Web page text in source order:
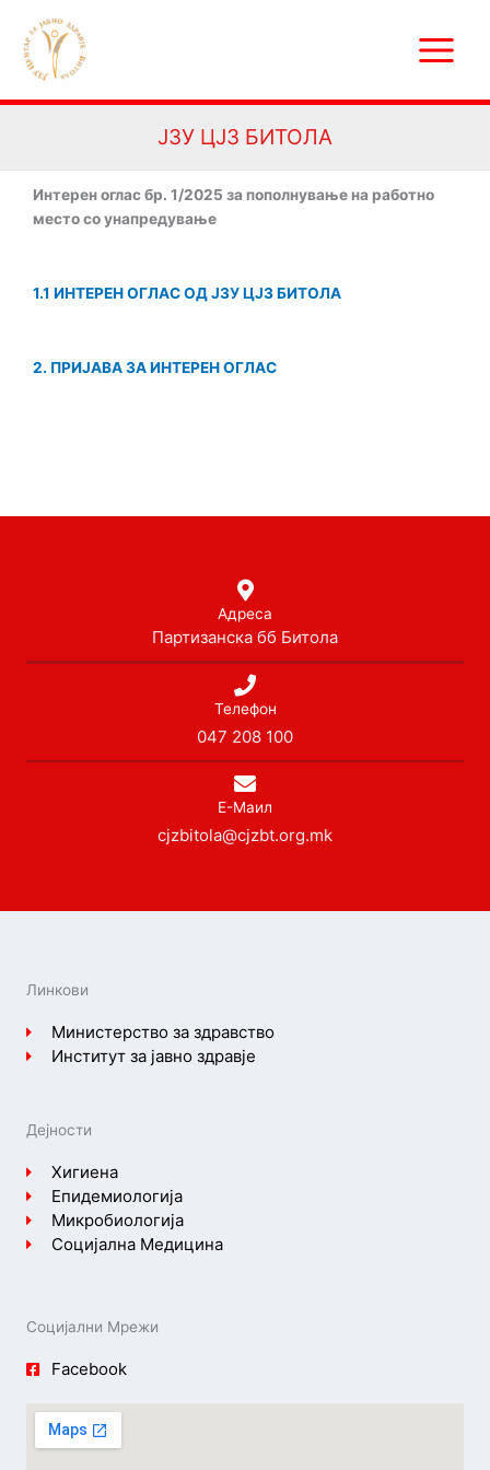
content
Menu
ЈЗУ ЦЈЗ БИТОЛА
Интерен оглас бр. 1/2025 за пополнување на работно
место со унапредување
1.1 ИНТЕРЕН ОГЛАС ОД ЈЗУ ЦЈЗ БИТОЛА
2. ПРИЈАВА ЗА ИНТЕРЕН ОГЛАС
Адреса
Партизанска бб Битола
Телефон
047 208 100
Е-Маил
cjzbitola@cjzbt.org.mk
Линкови
Министерство за здравство
Институт за јавно здравје
Дејности
Хигиена
Епидемиологија
Микробиологија
Социјална Медицина
Социјални Мрежи
Facebook